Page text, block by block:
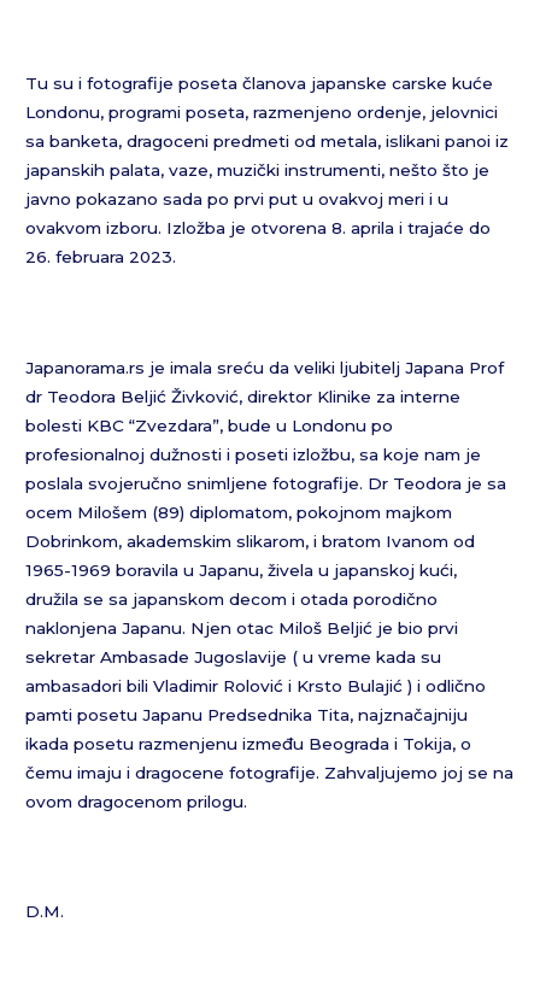
Tu su i fotografije poseta članova japanske carske kuće
Londonu, programi poseta, razmenjeno ordenje, jelovnici
sa banketa, dragoceni predmeti od metala, islikani panoi iz
japanskih palata, vaze, muzički instrumenti, nešto što je
javno pokazano sada po prvi put u ovakvoj meri i u
ovakvom izboru. Izložba je otvorena 8. aprila i trajaće do
26. februara 2023.
Japanorama.rs je imala sreću da veliki ljubitelj Japana Prof
dr Teodora Beljić Živković, direktor Klinike za interne
bolesti KBC “Zvezdara”, bude u Londonu po
profesionalnoj dužnosti i poseti izložbu, sa koje nam je
poslala svojeručno snimljene fotografije. Dr Teodora je sa
ocem Milošem (89) diplomatom, pokojnom majkom
Dobrinkom, akademskim slikarom, i bratom Ivanom od
1965-1969 boravila u Japanu, živela u japanskoj kući,
družila se sa japanskom decom i otada porodično
naklonjena Japanu. Njen otac Miloš Beljić je bio prvi
sekretar Ambasade Jugoslavije ( u vreme kada su
ambasadori bili Vladimir Rolović i Krsto Bulajić ) i odlično
pamti posetu Japanu Predsednika Tita, najznačajniju
ikada posetu razmenjenu između Beograda i Tokija, o
čemu imaju i dragocene fotografije. Zahvaljujemo joj se na
ovom dragocenom prilogu.
D.M.